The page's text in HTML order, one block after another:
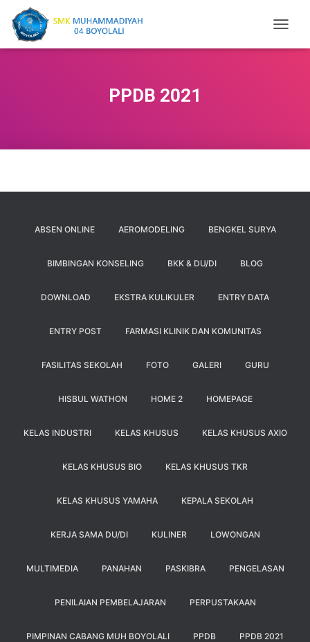
O
T
PPDB 2021
ABSEN ONLINE AEROMODELING BENGKEL SURYA
BIMBINGAN KONSELING BKK & DU/DI BLOG
DOWNLOAD EKSTRA KULIKULER ENTRY DATA
ENTRY POST FARMASI KLINIK DAN KOMUNITAS
FASILITAS SEKOLAH FOTO GALERI GURU
HISBUL WATHON HOME 2 HOMEPAGE
KELAS INDUSTRI KELAS KHUSUS KELAS KHUSUS AXIO
KELAS KHUSUS BIO KELAS KHUSUS TKR
KELAS KHUSUS YAMAHA KEPALA SEKOLAH
KERJA SAMA DU/DI KULINER LOWONGAN
MULTIMEDIA PANAHAN PASKIBRA PENGELASAN
PENILAIAN PEMBELAJARAN PERPUSTAKAAN
PIMPINAN CABANG MUH BOYOLALI PPDB PPDB 2021